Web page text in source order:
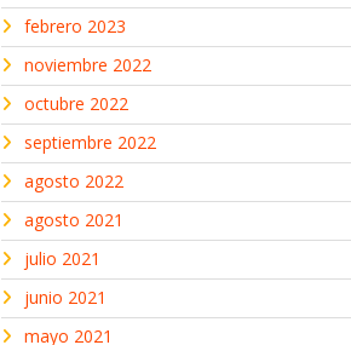
febrero 2023
noviembre 2022
octubre 2022
septiembre 2022
agosto 2022
agosto 2021
julio 2021
junio 2021
mayo 2021